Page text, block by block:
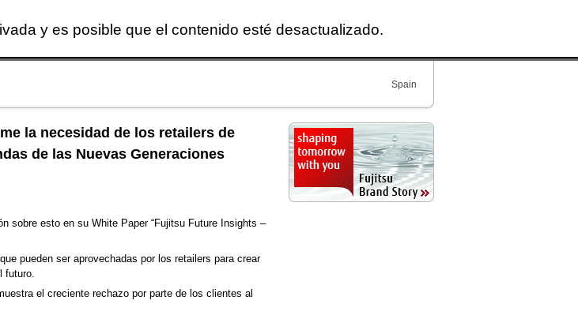
y es posible que el contenido esté desactualizado.
Spain
la necesidad de los retailers de
de las Nuevas Generaciones
sobre esto en su White Paper “Fujitsu Future Insights –
pueden ser aprovechadas por los retailers para crear
futuro.
el creciente rechazo por parte de los clientes al